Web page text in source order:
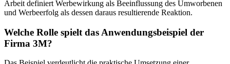
Arbeit definiert Werbewirkung als Beeinflussung des Umworbenen
und Werbeerfolg als dessen daraus resultierende Reaktion.
Welche Rolle spielt das Anwendungsbeispiel der
Firma 3M?